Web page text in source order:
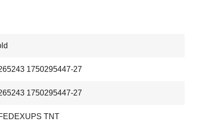
1750295447-27
1750295447-27
TNT